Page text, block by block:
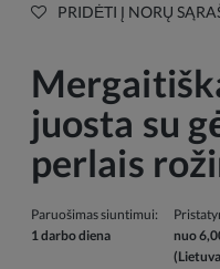
PRIDĖTI Į NORŲ
juosta su
perlais
Paruošimas siuntimui:
1 darbo diena
nuo